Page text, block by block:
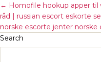
← Homofile hookup apper
råd | russian escort eskorte
norske escorte jenter norske
Search